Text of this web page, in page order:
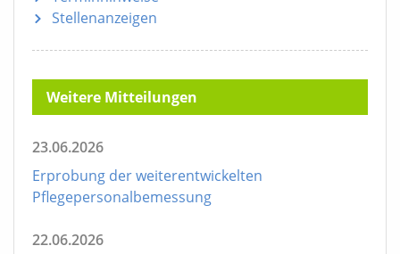
Stellenanzeigen
Weitere Mitteilungen
23.06.2026
Erprobung der weiterentwickelten
Pflegepersonalbemessung
22.06.2026